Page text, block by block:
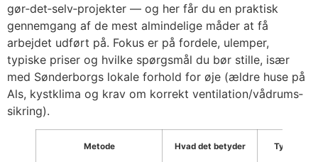
gør‑det‑selv‑projekter — og her får du en praktisk
gennemgang af de mest almindelige måder at få
arbejdet udført på. Fokus er på fordele, ulemper,
typiske priser og hvilke spørgsmål du bør stille, især
med Sønderborgs lokale forhold for øje (ældre huse på
Als, kystklima og krav om korrekt ventilation/vådrums­
sikring).
Metode Hvad det betyder
Typisk pris